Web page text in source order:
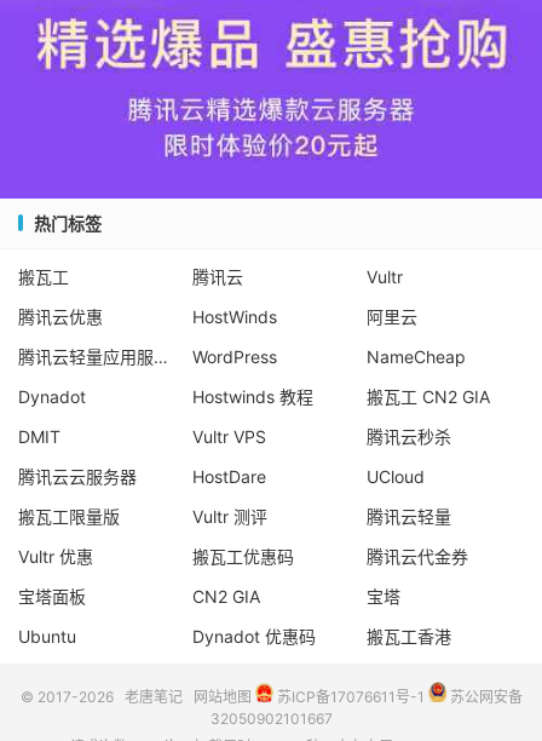
热门标签
搬瓦工 腾讯云
Vultr
腾讯云优惠
HostWinds
阿里云
腾讯云轻量应用服务器
WordPress
NameCheap
Dynadot
Hostwinds 教程
搬瓦工 CN2 GIA
DMIT
Vultr VPS
腾讯云秒杀
腾讯云云服务器
HostDare
UCloud
搬瓦工限量版
Vultr 测评
腾讯云轻量
Vultr 优惠
搬瓦工优惠码
腾讯云代金券
宝塔面板
CN2 GIA
宝塔
Ubuntu
Dynadot 优惠码 搬瓦工香港
© 2017-2026 老唐笔记 网站地图 苏ICP备17076611号-1
苏公网安备
32050902101667